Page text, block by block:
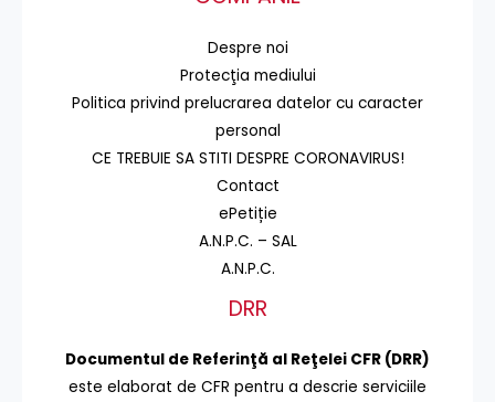
Despre noi
Protecţia mediului
Politica privind prelucrarea datelor cu caracter
personal
CE TREBUIE SA STITI DESPRE CORONAVIRUS!
Contact
ePetiție
A.N.P.C. – SAL
A.N.P.C.
DRR
Documentul de Referinţă al Reţelei CFR (DRR)
este elaborat de CFR pentru a descrie serviciile